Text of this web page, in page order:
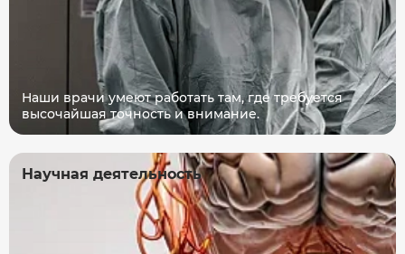
Наши врачи умеют работать там, где требуется
высочайшая точность и внимание.
Научная деятельность